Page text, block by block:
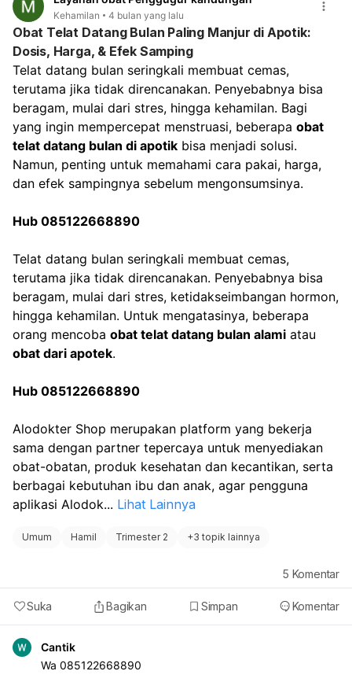
Kurangi aktivitas berat, termasuk saat bekerja, jika
flek sering muncul setelah beraktivitas. Istirahat yang
cukup sangat dianjurkan. Dokter akan melakukan
pemeriksaan untuk memastikan kondisi kehamilan
Anda dan memberikan saran terbaik mengenai
aktivitas yang aman, termasuk hubungan intim.
Kehamilan 4 bulan yang lalu
Obat Telat Datang Bulan Paling Manjur di Apotik:
Dosis, Harga, & Efek Samping
Telat datang bulan seringkali membuat cemas,
terutama jika tidak direncanakan. Penyebabnya bisa
beragam, mulai dari stres, hingga kehamilan. Bagi
yang ingin mempercepat menstruasi, beberapa obat
telat datang bulan di apotik bisa menjadi solusi.
Namun, penting untuk memahami cara pakai, harga,
dan efek sampingnya sebelum mengonsumsinya.
Hub 085122668890
Telat datang bulan seringkali membuat cemas,
terutama jika tidak direncanakan. Penyebabnya bisa
beragam, mulai dari stres, ketidakseimbangan hormon,
hingga kehamilan. Untuk mengatasinya, beberapa
orang mencoba obat telat datang bulan alami
obat dari apotek.
Hub 085122668890
Alodokter Shop merupakan platform yang bekerja
sama dengan partner tepercaya untuk menyediakan
obat-obatan, produk kesehatan dan kecantikan, serta
berbagai kebutuhan ibu dan anak, agar pengguna
aplikasi Alodok... Lihat Lainnya
Umum Hamil Trimester 2 +3 topik lainnya
Suka Bagikan Simpan Komentar
5 Komentar
Cantik
Wa 085122668890